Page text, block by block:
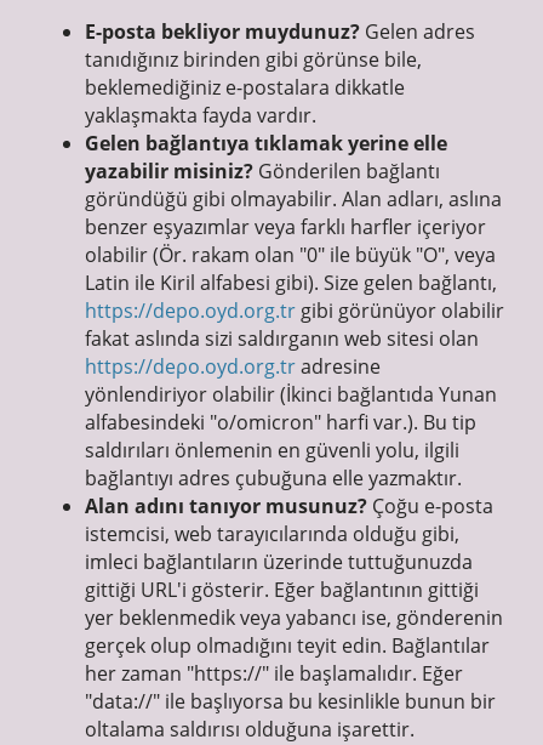
E-posta bekliyor muydunuz? Gelen adres
tanıdığınız birinden gibi görünse bile,
beklemediğiniz e-postalara dikkatle
yaklaşmakta fayda vardır.
Gelen bağlantıya tıklamak yerine elle
yazabilir misiniz? Gönderilen bağlantı
göründüğü gibi olmayabilir. Alan adları, aslına
benzer eşyazımlar veya farklı harfler içeriyor
olabilir (Ör. rakam olan "0" ile büyük "O", veya
Latin ile Kiril alfabesi gibi). Size gelen bağlantı,
https://depo.oyd.org.tr gibi görünüyor olabilir
fakat aslında sizi saldırganın web sitesi olan
https://deρo.οyd.org.tradresine
yönlendiriyor olabilir (İkinci bağlantıda Yunan
alfabesindeki "ο/omicron" harfi var.). Bu tip
saldırıları önlemenin en güvenli yolu, ilgili
bağlantıyı adres çubuğuna elle yazmaktır.
Alan adını tanıyor musunuz? Çoğu e-posta
istemcisi, web tarayıcılarında olduğu gibi,
imleci bağlantıların üzerinde tuttuğunuzda
gittiği URL'i gösterir. Eğer bağlantının gittiği
yer beklenmedik veya yabancı ise, gönderenin
gerçek olup olmadığını teyit edin. Bağlantılar
her zaman "https://" ile başlamalıdır. Eğer
"data://" ile başlıyorsa bu kesinlikle bunun bir
oltalama saldırısı olduğuna işarettir.